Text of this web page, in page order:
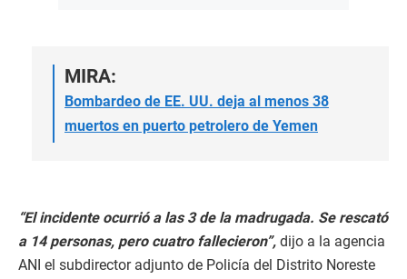
MIRA:
Bombardeo de EE. UU. deja al menos 38
muertos en puerto petrolero de Yemen
“El incidente ocurrió a las 3 de la madrugada. Se rescató
a 14 personas, pero cuatro fallecieron”, dijo a la agencia
ANI el subdirector adjunto de Policía del Distrito Noreste